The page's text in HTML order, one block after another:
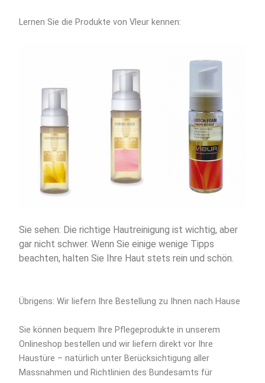
Lernen Sie die Produkte von Vleur kennen:
Sie sehen: Die richtige Hautreinigung ist wichtig, aber
gar nicht schwer. Wenn Sie einige wenige Tipps
beachten, halten Sie Ihre Haut stets rein und schön.
Übrigens: Wir liefern Ihre Bestellung zu Ihnen nach Hause
Sie können bequem Ihre Pflegeprodukte in unserem
Onlineshop bestellen und wir liefern direkt vor Ihre
Haustüre – natürlich unter Berücksichtigung aller
Massnahmen und Richtlinien des Bundesamts für